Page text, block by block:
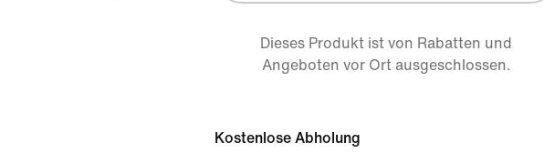
Dieses Produkt ist von Rabatten und
Angeboten vor Ort ausgeschlossen.
Kostenlose Abholung